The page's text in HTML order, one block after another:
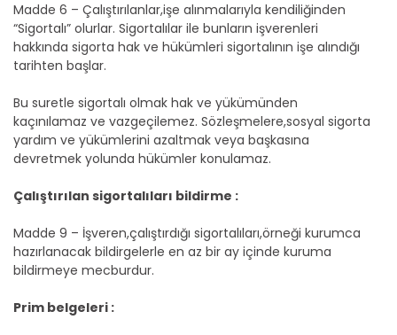
Madde 6 – Çalıştırılanlar,işe alınmalarıyla kendiliğinden
“Sigortalı” olurlar. Sigortalılar ile bunların işverenleri
hakkında sigorta hak ve hükümleri sigortalının işe alındığı
tarihten başlar.
Bu suretle sigortalı olmak hak ve yükümünden
kaçınılamaz ve vazgeçilemez. Sözleşmelere,sosyal sigorta
yardım ve yükümlerini azaltmak veya başkasına
devretmek yolunda hükümler konulamaz.
Çalıştırılan sigortalıları bildirme :
Madde 9 – İşveren,çalıştırdığı sigortalıları,örneği kurumca
hazırlanacak bildirgelerle en az bir ay içinde kuruma
bildirmeye mecburdur.
Prim belgeleri :